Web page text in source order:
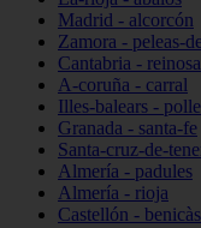
Madrid - alcorcón
Zamora - peleas-
Cantabria - reinosa
A-coruña - carral
Illes-balears -
Granada - santa-fe
Santa-cruz-de-
Almería - padules
Almería - rioja
Castellón -